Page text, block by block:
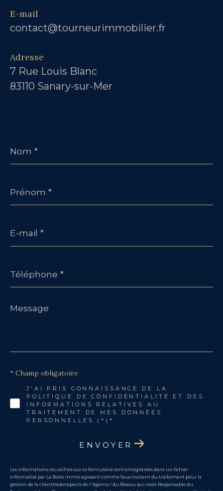
E-mail
contact@tourneurimmobilier.fr
Adresse
7 Rue Louis Blanc
83110 Sanary-sur-Mer
*
*
mail
*
*
Message
*
J'AI PRIS CONNAISSANCE DE LA
POLITIQUE DE CONFIDENTIALITÉ ET DES
INFORMATIONS RELATIVES AU
TRAITEMENT DE MES DONNÉES
PERSONNELLES (*)*
* Champ obligatoire
ENVOYER
Les informations recueillies sur ce formulaire sont enregistrées dans un fichier
informatisé par La Boite Immo agissant comme Sous-traitant du traitement pour la
gestion de la clientèle/prospects de l'Agence / du Réseau qui reste Responsable du